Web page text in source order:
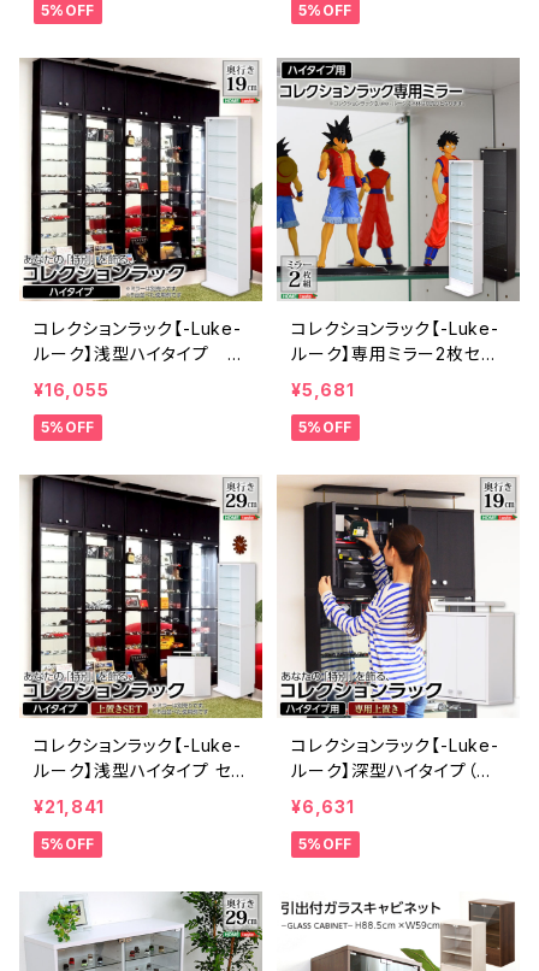
5%OFF 5%OFF
コレクションラック【-Luke-
ルーク】浅型ハイタイプ C
LR-485
¥16,055
5%OFF
コレクションラック【-Luke-
ルーク】専用ミラー2枚セッ
ト（ハイタイプ用/深型・浅型
共通） CLR-485M
¥5,681
5%OFF
コレクションラック【-Luke-
ルーク】浅型ハイタイプ セッ
ト（本体+上置き） CLR-4
85SET
¥21,841
5%OFF
コレクションラック【-Luke-
ルーク】深型ハイタイプ（専
用上置き） CLR-D-485U
¥6,631
5%OFF